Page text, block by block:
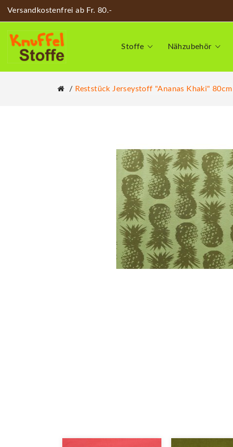
Versandkostenfrei ab Fr. 80.-
Stoffe Nähzubehör
Reststück Jerseystoff "Ananas Khaki"